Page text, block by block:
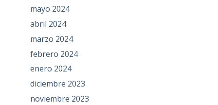
mayo 2024
abril 2024
marzo 2024
febrero 2024
enero 2024
diciembre 2023
noviembre 2023